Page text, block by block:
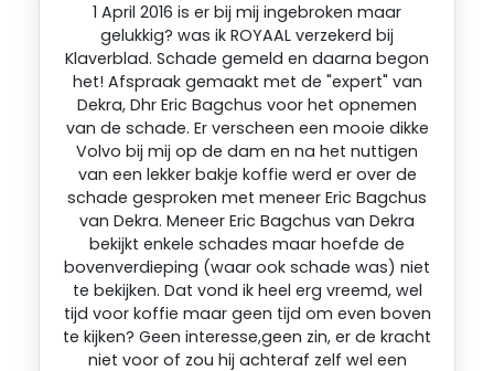
1 April 2016 is er bij mij ingebroken maar
gelukkig? was ik ROYAAL verzekerd bij
Klaverblad. Schade gemeld en daarna begon
het! Afspraak gemaakt met de "expert" van
Dekra, Dhr Eric Bagchus voor het opnemen
van de schade. Er verscheen een mooie dikke
Volvo bij mij op de dam en na het nuttigen
van een lekker bakje koffie werd er over de
schade gesproken met meneer Eric Bagchus
van Dekra. Meneer Eric Bagchus van Dekra
bekijkt enkele schades maar hoefde de
bovenverdieping (waar ook schade was) niet
te bekijken. Dat vond ik heel erg vreemd, wel
tijd voor koffie maar geen tijd om even boven
te kijken? Geen interesse,geen zin, er de kracht
niet voor of zou hij achteraf zelf wel een